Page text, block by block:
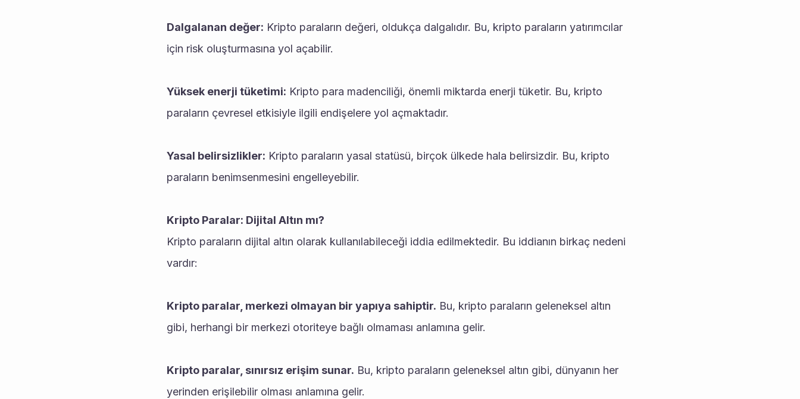
Dalgalanan değer: Kripto paraların değeri, oldukça dalgalıdır. Bu, kripto paraların yatırımcılar
için risk oluşturmasına yol açabilir.
Yüksek enerji tüketimi: Kripto para madenciliği, önemli miktarda enerji tüketir. Bu, kripto
paraların çevresel etkisiyle ilgili endişelere yol açmaktadır.
Yasal belirsizlikler: Kripto paraların yasal statüsü, birçok ülkede hala belirsizdir. Bu, kripto
paraların benimsenmesini engelleyebilir.
Kripto Paralar: Dijital Altın mı?
Kripto paraların dijital altın olarak kullanılabileceği iddia edilmektedir. Bu iddianın birkaç nedeni
vardır:
Kripto paralar, merkezi olmayan bir yapıya sahiptir. Bu, kripto paraların geleneksel altın
gibi, herhangi bir merkezi otoriteye bağlı olmaması anlamına gelir.
Kripto paralar, sınırsız erişim sunar. Bu, kripto paraların geleneksel altın gibi, dünyanın her
yerinden erişilebilir olması anlamına gelir.